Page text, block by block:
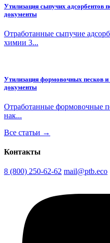
Утилизация сыпучих адсорбентов
документы
Отработанные сыпучие
химии 3...
Утилизация формовочных песков и
документы
Отработанные формовочные
нак...
Все статьи →
Контакты
8 (800) 250-62-62 mail@ptb.eco